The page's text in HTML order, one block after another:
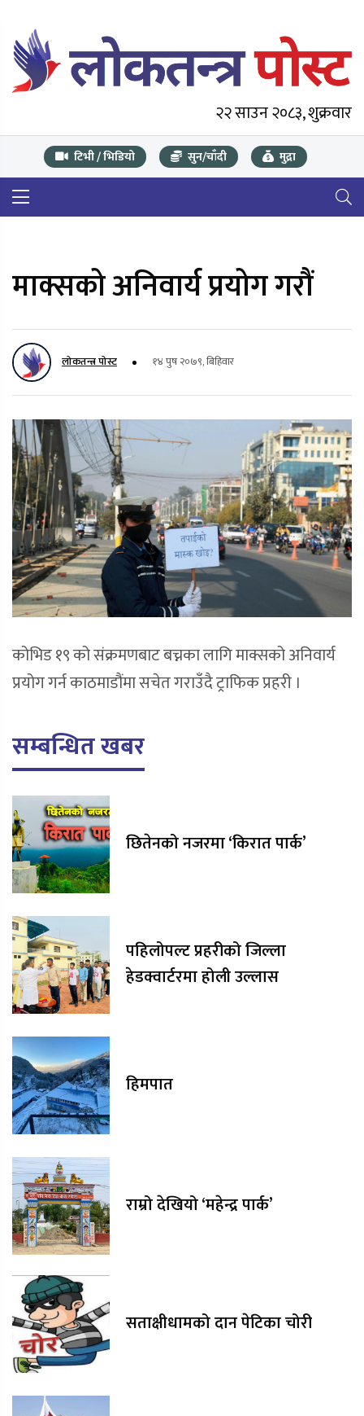
२२ साउन २०८३, शुक्रवार
टिभी / भिडियो सुन/चाँदी मुद्रा
माक्सको अनिवार्य प्रयोग गरौं
लोकतन्त्र पोस्ट १४ पुष २०७९, बिहिवार
कोभिड १९ को संक्रमणबाट बच्नका लागि माक्सको अनिवार्य
प्रयोग गर्न काठमाडौंमा सचेत गराउँदै ट्राफिक प्रहरी ।
सम्बन्धित खबर
छितेनको नजरमा ‘किरात पार्क’
पहिलोपल्ट प्रहरीको जिल्ला
हेडक्वार्टरमा होली उल्लास
हिमपात
राम्रो देखियो ‘महेन्द्र पार्क’
सताक्षीधामको दान पेटिका चोरी